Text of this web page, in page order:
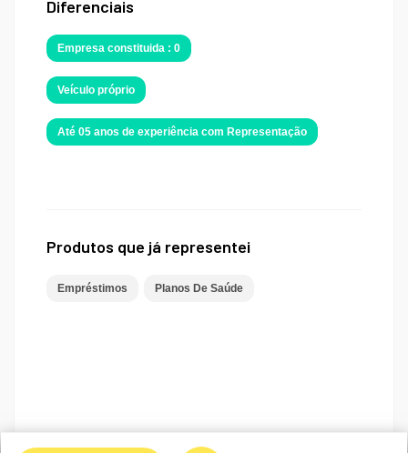
Diferenciais
Empresa constituida : 0
Veículo próprio
Até 05 anos de experiência com Representação
Produtos que já representei
Empréstimos Planos De Saúde